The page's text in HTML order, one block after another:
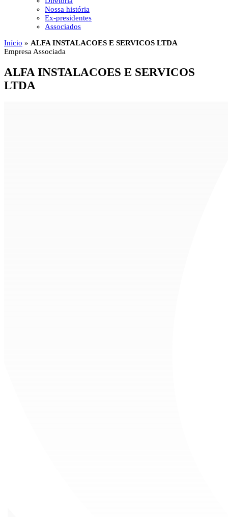
Nossa história
Ex-presidentes
Associados
Início » ALFA INSTALACOES E SERVICOS LTDA
Empresa Associada
ALFA INSTALACOES E SERVICOS
LTDA